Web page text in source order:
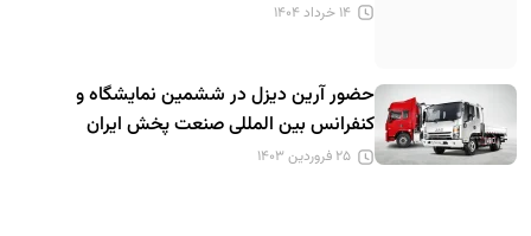
۱۴ خرداد ۱۴۰۴
حضور آرین دیزل در ششمین نمایشگاه و
کنفرانس بین المللی صنعت پخش ایران
۲۵ فروردین ۱۴۰۳